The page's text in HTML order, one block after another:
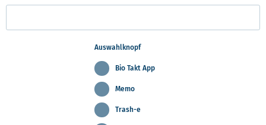
Auswahlknopf
Bio Takt App
Memo
Trash-e